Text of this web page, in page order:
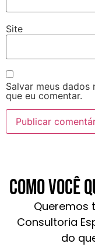
Site
Salvar meus
que eu comentar.
Como você
Queremos
Consultoria
do